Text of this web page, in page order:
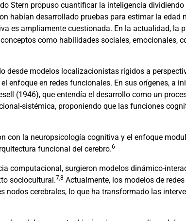
Stern propuso cuantificar la inteligencia
habían desarrollado pruebas para estimar la edad
es ampliamente cuestionada. En la actualidad, la
como habilidades sociales, emocionales,
desde modelos localizacionistas rígidos a
enfoque en redes funcionales. En sus orígenes, a
(1946), que entendía el desarrollo como un
sistémica, proponiendo que las funciones
con la neuropsicología cognitiva y el enfoque
funcional del cerebro.6
computacional, surgieron modelos dinámico-
sociocultural.7,8 Actualmente, los modelos de
nodos cerebrales, lo que ha transformado las